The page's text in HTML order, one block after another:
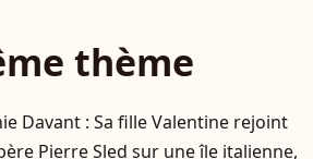
thème
Davant : Sa fille Valentine rejoint
Pierre Sled sur une île italienne,